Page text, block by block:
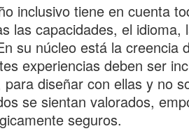
inclusivo tiene en cuenta
las capacidades, el
su núcleo está la creencia
experiencias deben ser
para diseñar con ellas y no
se sientan valorados,
seguros.